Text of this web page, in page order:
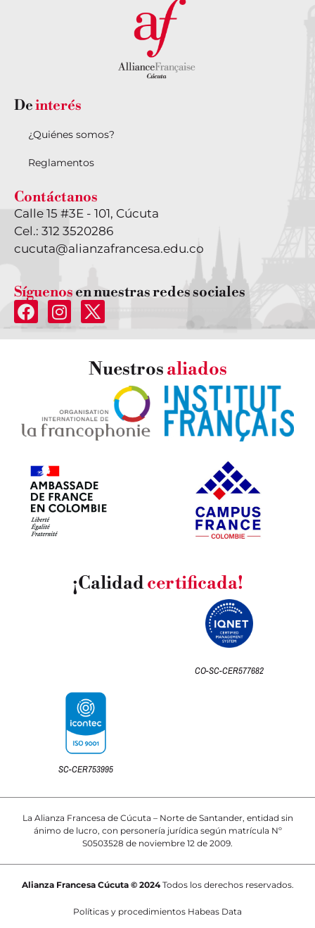
Deinterés
¿Quiénes somos?
Reglamentos
Contáctanos
Calle 15 #3E - 101, Cúcuta
Cel.: 312 3520286
cucuta@alianzafrancesa.edu.co
Síguenosen nuestras redes sociales
Nuestrosaliados
¡Calidadcertificada!
CO-SC-CER577682
SC-CER753995
La Alianza Francesa de Cúcuta – Norte de Santander, entidad sin
ánimo de lucro, con personería jurídica según matrícula Nº
S0503528 de noviembre 12 de 2009.
Alianza Francesa Cúcuta © 2024Todos los derechos reservados.
Políticas y procedimientos Habeas Data